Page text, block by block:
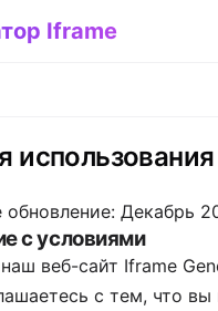
Iframe
использования
обновление: Декабрь
с условиями
веб-сайт Iframe
с тем, что